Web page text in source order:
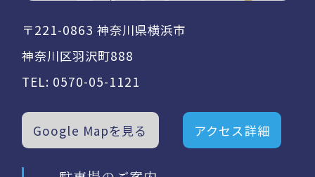
〒221-0863 神奈川県横浜市
神奈川区羽沢町888
TEL: 0570-05-1121
Google Mapを見る アクセス詳細